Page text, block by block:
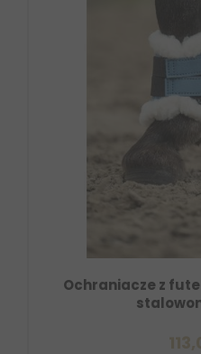
Ochraniacze z